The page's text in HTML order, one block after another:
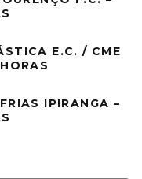
E.C. / CME
IPIRANGA –